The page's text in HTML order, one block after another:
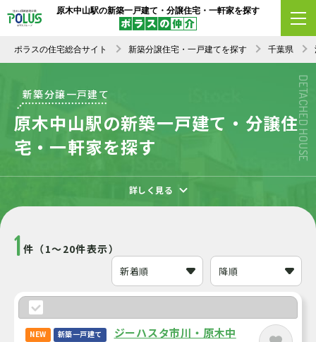
原木中山駅の新築一戸建て・分譲住宅・一軒家を探す
ポラスの住宅総合サイト 新築分譲住宅・一戸建てを探す 千葉県
DETACHED HOUSE
新築分譲一戸建て
原木中山駅の新築一戸建て・分譲住
宅・一軒家を探す
詳しく見る
1 件（1～20件表示）
NEW 新築一戸建て
ジーハスタ市川・原木中
エリア変更 条件変更